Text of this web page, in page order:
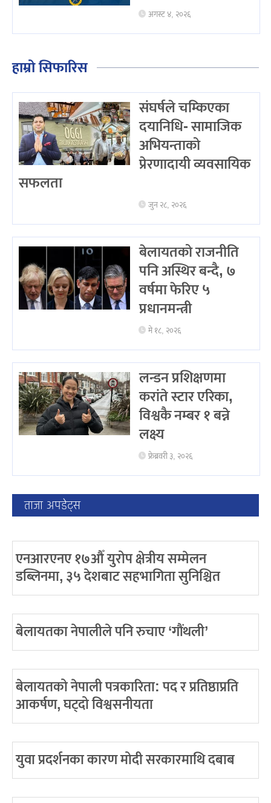
अगस्ट ४, २०२६
हाम्रो सिफारिस
संघर्षले चम्किएका
दयानिधि- सामाजिक
अभियन्ताको
प्रेरणादायी व्यवसायिक
सफलता
जुन २८, २०२६
बेलायतको राजनीति
पनि अस्थिर बन्दै, ७
वर्षमा फेरिए ५
प्रधानमन्त्री
मे १८, २०२६
लन्डन प्रशिक्षणमा
करांते स्टार एरिका,
विश्वकै नम्बर १ बन्ने
लक्ष्य
फ्रेब्रवरी ३, २०२६
ताजा अपडेट्स
एनआरएनए १७औँ युरोप क्षेत्रीय सम्मेलन
डब्लिनमा, ३५ देशबाट सहभागिता सुनिश्चित
बेलायतका नेपालीले पनि रुचाए ‘गौंथली’
बेलायतको नेपाली पत्रकारिता: पद र प्रतिष्ठाप्रति
आकर्षण, घट्दो विश्वसनीयता
युवा प्रदर्शनका कारण मोदी सरकारमाथि दबाब